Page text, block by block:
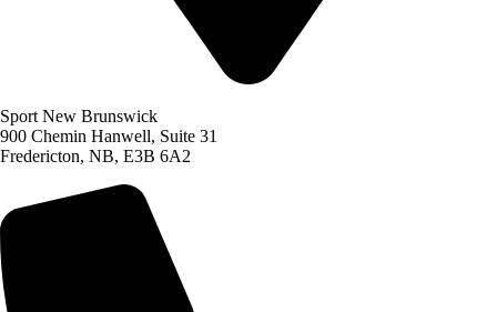
Sport New Brunswick
900 Chemin Hanwell, Suite 31
Fredericton, NB, E3B 6A2